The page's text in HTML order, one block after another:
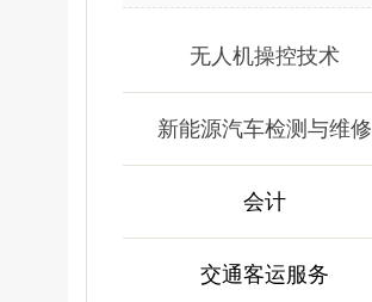
无人机操控技术
新能源汽车检测与维修
会计
交通客运服务